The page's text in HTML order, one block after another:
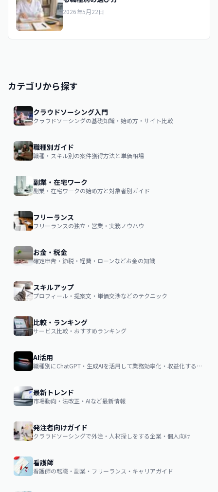
2026年5月22日
カテゴリから探す
クラウドソーシング入門
クラウドソーシングの基礎知識・始め方・サイト比較
職種別ガイド
職種・スキル別の案件獲得方法と単価相場
副業・在宅ワーク
副業・在宅ワークの始め方と対象者別ガイド
フリーランス
フリーランスの独立・営業・実務ノウハウ
お金・税金
確定申告・節税・経費・ローンなどお金の知識
スキルアップ
プロフィール・提案文・単価交渉などのテクニック
比較・ランキング
サービス比較・おすすめランキング
AI活用
職種別にChatGPT・生成AIを活用して業務効率化・収益化するノウハウ
最新トレンド
市場動向・法改正・AIなど最新情報
発注者向けガイド
クラウドソーシングで外注・人材探しをする企業・個人向け
看護師
看護師の転職・副業・フリーランス・キャリアガイド